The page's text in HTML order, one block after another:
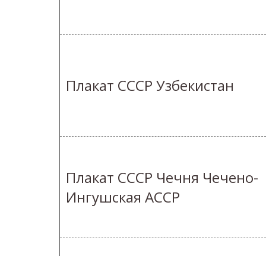
Плакат СССР Узбекистан
Плакат СССР Чечня Чечено-
Ингушская АССР